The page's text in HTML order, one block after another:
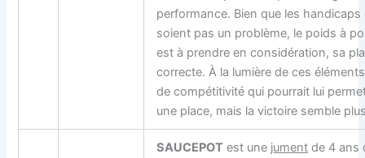
performance. Bien que les
soient pas un problème, le poids à
est à prendre en considération, sa
correcte. À la lumière de ces
de compétitivité qui pourrait lui
une place, mais la victoire semble
SAUCEPOT est une jument de 4 ans